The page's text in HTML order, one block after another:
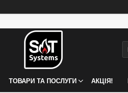
ТОВАРИ ТА ПОСЛУГИ АКЦІЯ!